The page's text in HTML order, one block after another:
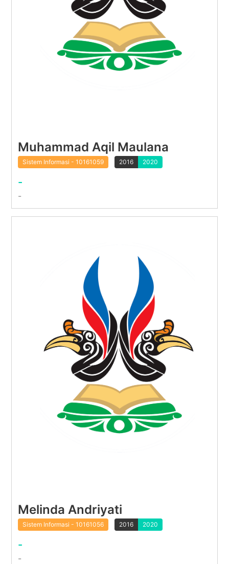
Muhammad Aqil Maulana
Sistem Informasi - 10161059 2016 2020
-
-
Melinda Andriyati
Sistem Informasi - 10161056 2016 2020
-
-